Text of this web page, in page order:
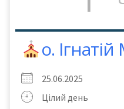
о.
25.06.2025
Цілий день